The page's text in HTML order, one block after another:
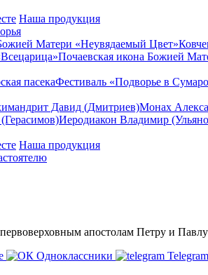
Наша продукция
Матери «Неувядаемый Цвет»
Почаевская икона Божией
пасекаФестиваль «Подворье в
Давид (Дмитриев)Монах
Иеродиакон Владимир
Наша продукция
апостолам Петру и Павлу
Одноклассники Telegram